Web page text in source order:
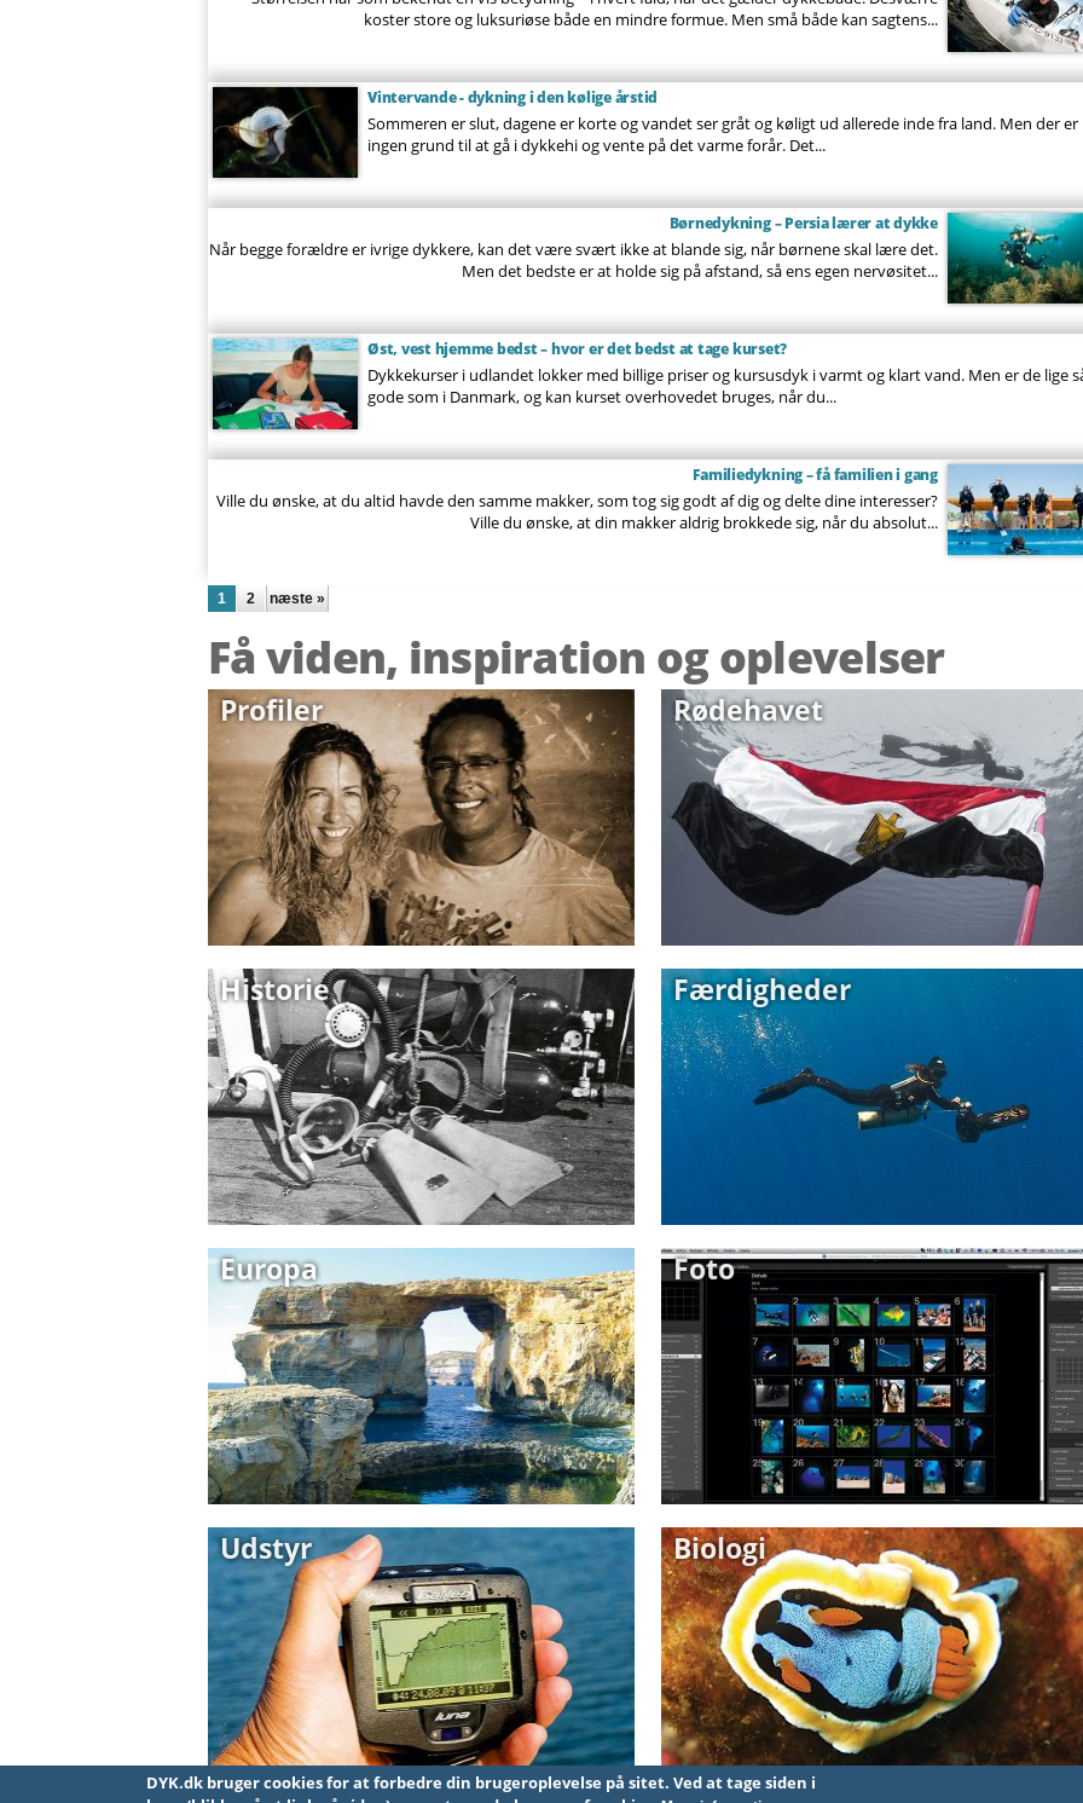
koster store og luksuriøse både en mindre formue. Men små både kan sagtens...
Vintervande - dykning i den kølige årstid
Sommeren er slut, dagene er korte og vandet ser gråt og køligt ud allerede inde fra land. Men der er
ingen grund til at gå i dykkehi og vente på det varme forår. Det...
Børnedykning – Persia lærer at dykke
Når begge forældre er ivrige dykkere, kan det være svært ikke at blande sig, når børnene skal lære det.
Men det bedste er at holde sig på afstand, så ens egen nervøsitet...
Øst, vest hjemme bedst – hvor er det bedst at tage kurset?
Dykkekurser i udlandet lokker med billige priser og kursusdyk i varmt og klart vand. Men er de lige
gode som i Danmark, og kan kurset overhovedet bruges, når du...
Familiedykning – få familien i gang
Ville du ønske, at du altid havde den samme makker, som tog sig godt af dig og delte dine interesser?
Ville du ønske, at din makker aldrig brokkede sig, når du absolut...
Sider
1 2 næste »
Få viden, inspiration og oplevelser
Profiler Rødehavet
Historie Færdigheder
Europa Foto
Udstyr Biologi
DYK.dk bruger cookies for at forbedre din brugeroplevelse på sitet. Ved at tage siden i